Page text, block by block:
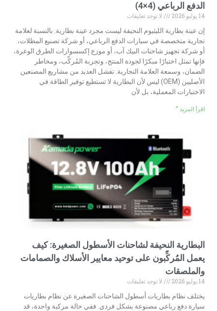
الدفع الرباعي (4×4)
14 يوليو 2026
لا توجد تعليقات
إن عينة بطارية الليثيوم النحيفة ليست مجرد عينة بطارية. بالنسبة لعلامة
تجارية متخصصة في سيارات الدفع الرباعي، أو شركة تصنيع المظلات،
أو شركة تجهيز شاحنات البيك آب، أو موزع إكسسوارات الطرق الوعرة،
فإنها تمثل اختبارًا مبكرًا لجودة المنتج، وتجربة المُركِّب، ومخاطر
الضمان، وسمعة العلامة التجارية. تفشل العديد من مشاريع المصنعين
الأصليين (OEM) ليس لأن البطارية لا تستطيع توفير الطاقة في
الاختبارات المعملية، بل لأن
اقرأ المزيد "
البطارية النحيفة لشاحنات الأسطول الصغيرة: كيف
يعمل المُركِّبون على توحيد معايير الأسلاك والصمامات
والملصقات
14 يوليو 2026
لا توجد تعليقات
يختلف نظام بطاريات أسطول الشاحنات الصغيرة عن نظام بطاريات
سيارة دفع رباعي مصنوعة بشكل فردي. ففي حالة مركبة واحدة، قد